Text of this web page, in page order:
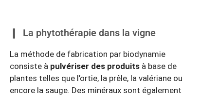
La phytothérapie dans la vigne
La méthode de fabrication par biodynamie
consiste à pulvériser des produits à base de
plantes telles que l’ortie, la prêle, la valériane ou
encore la sauge. Des minéraux sont également